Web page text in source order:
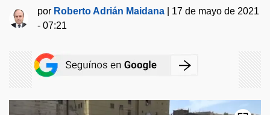
por Roberto Adrián Maidana
17 de mayo de 2021
- 07:21